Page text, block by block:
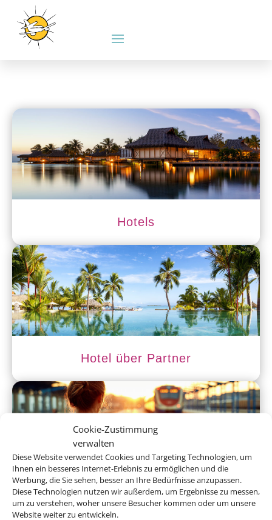
Cookie-Zustimmung
verwalten
Diese Website verwendet Cookies und Targeting Technologien, um
Ihnen ein besseres Internet-Erlebnis zu ermöglichen und die
Werbung, die Sie sehen, besser an Ihre Bedürfnisse anzupassen.
Diese Technologien nutzen wir außerdem, um Ergebnisse zu messen,
um zu verstehen, woher unsere Besucher kommen oder um unsere
Website weiter zu entwickeln.
Hotels
Hotel über Partner
Hotel und Bahn